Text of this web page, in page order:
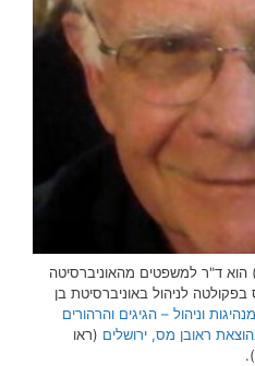
ד"ר למשפטים מהאוניברסיטה
לניהול באוניברסיטת בן
וניהול – הגיגים והרהורים
ראובן מס, ירושלים (ראו